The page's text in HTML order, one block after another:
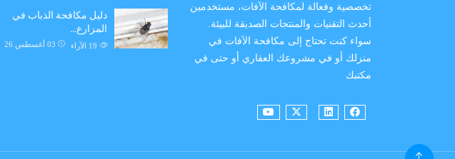
تخصصية وفعالة لمكافحة الآفات، مستخدمين
أحدث التقنيات والمنتجات الصديقة للبيئة.
سواء كنت تحتاج إلى مكافحة الآفات في
منزلك أو في مشروعك العقاري أو حتى في
مكتبك
دليل مكافحة الذباب في
المزارع…
03 أغسطس 26 الآراء